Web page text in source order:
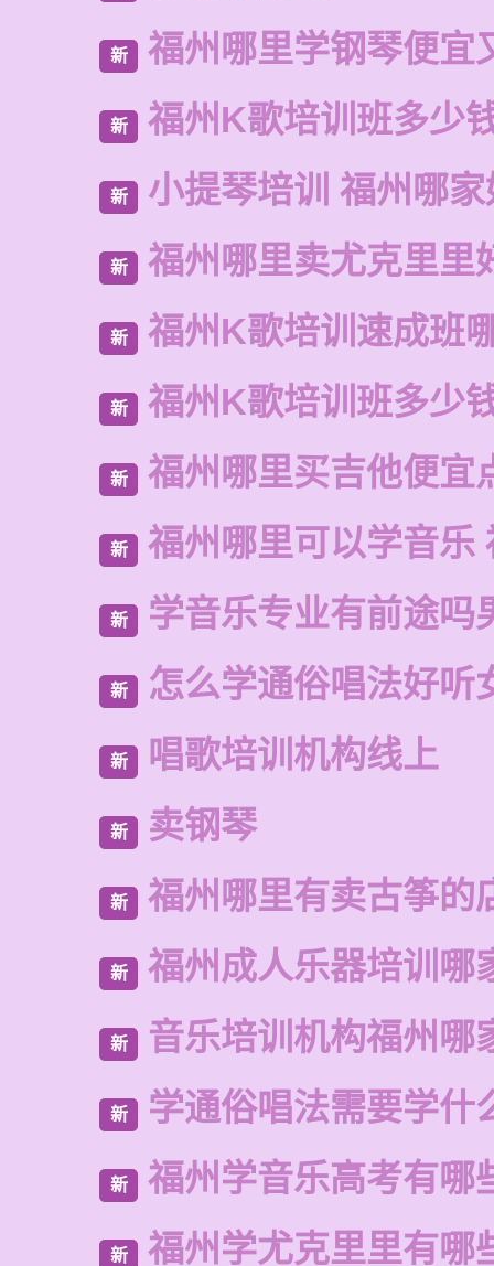
新 福州哪里学钢琴便宜
新 福州K歌培训班多少
新 小提琴培训 福州哪
新 福州哪里卖尤克里里
新 福州K歌培训速成班
新 福州K歌培训班多少
新 福州哪里买吉他便宜
新 福州哪里可以学音乐
新 学音乐专业有前途吗
新 怎么学通俗唱法好听
新 唱歌培训机构线上
新 卖钢琴
新 福州哪里有卖古筝的
新 福州成人乐器培训哪
新 音乐培训机构福州哪
新 学通俗唱法需要学什
新 福州学音乐高考有哪
新 福州学尤克里里有哪